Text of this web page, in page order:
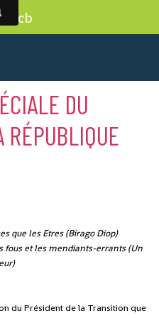
DU
que les Etres (Birago Diop)
fous et les mendiants-errants (Un
du Président de la Transition que